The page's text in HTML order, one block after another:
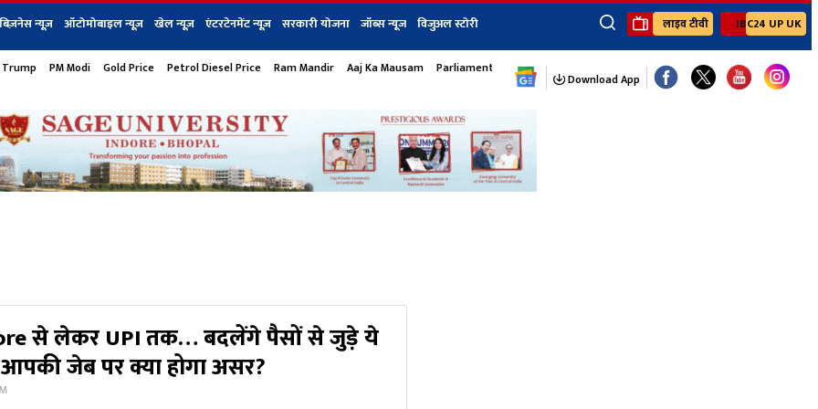
बिज़नेस न्यूज़ ऑटोमोबाइल न्यूज़ खेल न्यूज़ एंटरटेनमेंट न्यूज़ सरकारी योजना जॉब्स न्यूज विजुअल स्टोरी
×
बिज़नेस टेक न्यूज धर्म ऑटोमोबाइल एंटरटेनमेंट खेल जॉब्स न्यूज Youtube Channels
लाइव टीवी IBC24 UP UK
PM Modi Gold Price Petrol Diesel Price Ram Mandir Aaj Ka Mausam Parliament Monsoon Session
Download App
से लेकर UPI तक… बदलेंगे पैसों से जुड़े ये
जेब पर क्या होगा असर?